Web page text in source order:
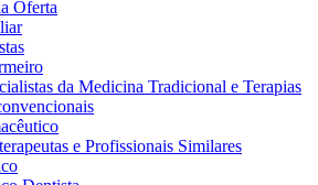
Oferta
da Medicina Tradicional e Terapias
e Profissionais Similares